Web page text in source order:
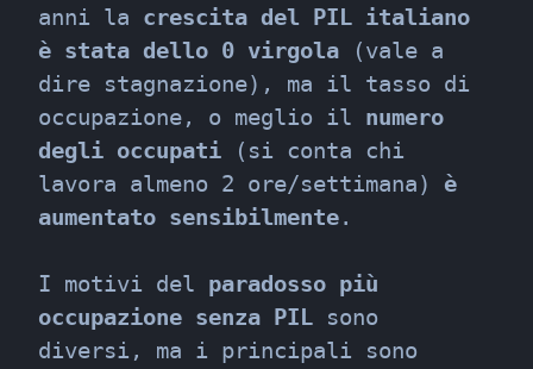
anni la crescita del PIL italiano
è stata dello 0 virgola (vale a
dire stagnazione), ma il tasso di
occupazione, o meglio il numero
degli occupati (si conta chi
lavora almeno 2 ore/settimana) è
aumentato sensibilmente.
I motivi del paradosso più
occupazione senza PIL sono
diversi, ma i principali sono